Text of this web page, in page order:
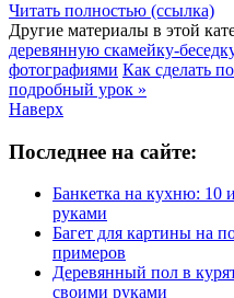
Читать полностью (ссылка)
Другие материалы в этой
деревянную скамейку-
фотографиями Как сделать
подробный урок »
Наверх
Последнее на сайте:
Банкетка на кухню: 10
руками
Багет для картины на
примеров
Деревянный пол в
своими руками